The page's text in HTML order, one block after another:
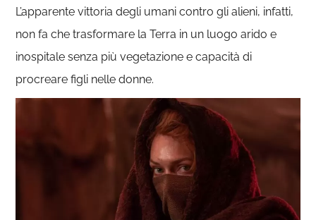
L’apparente vittoria degli umani contro gli alieni, infatti,
non fa che trasformare la Terra in un luogo arido e
inospitale senza più vegetazione e capacità di
procreare figli nelle donne.